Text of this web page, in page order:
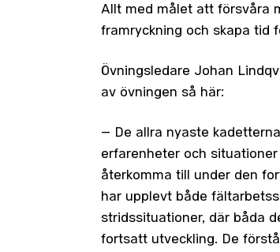
Allt med målet att försvåra
framryckning och skapa tid
Övningsledare Johan
av övningen så här:
– De allra nyaste
erfarenheter och
återkomma till under den
har upplevt både
stridssituationer, där båda
fortsatt utveckling. De